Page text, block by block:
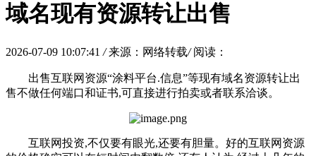
域名现有资源转让出售
2026-07-09 10:07:41 / 来源：网络转载/ 阅读：
出售互联网资源“涂料平台.信息”等现有域名资源转让出
售不做任何端口和证书,可直接进行拍卖或者联系洽谈。
互联网投资,不仅要有眼光,还要有胆量。好的互联网资源